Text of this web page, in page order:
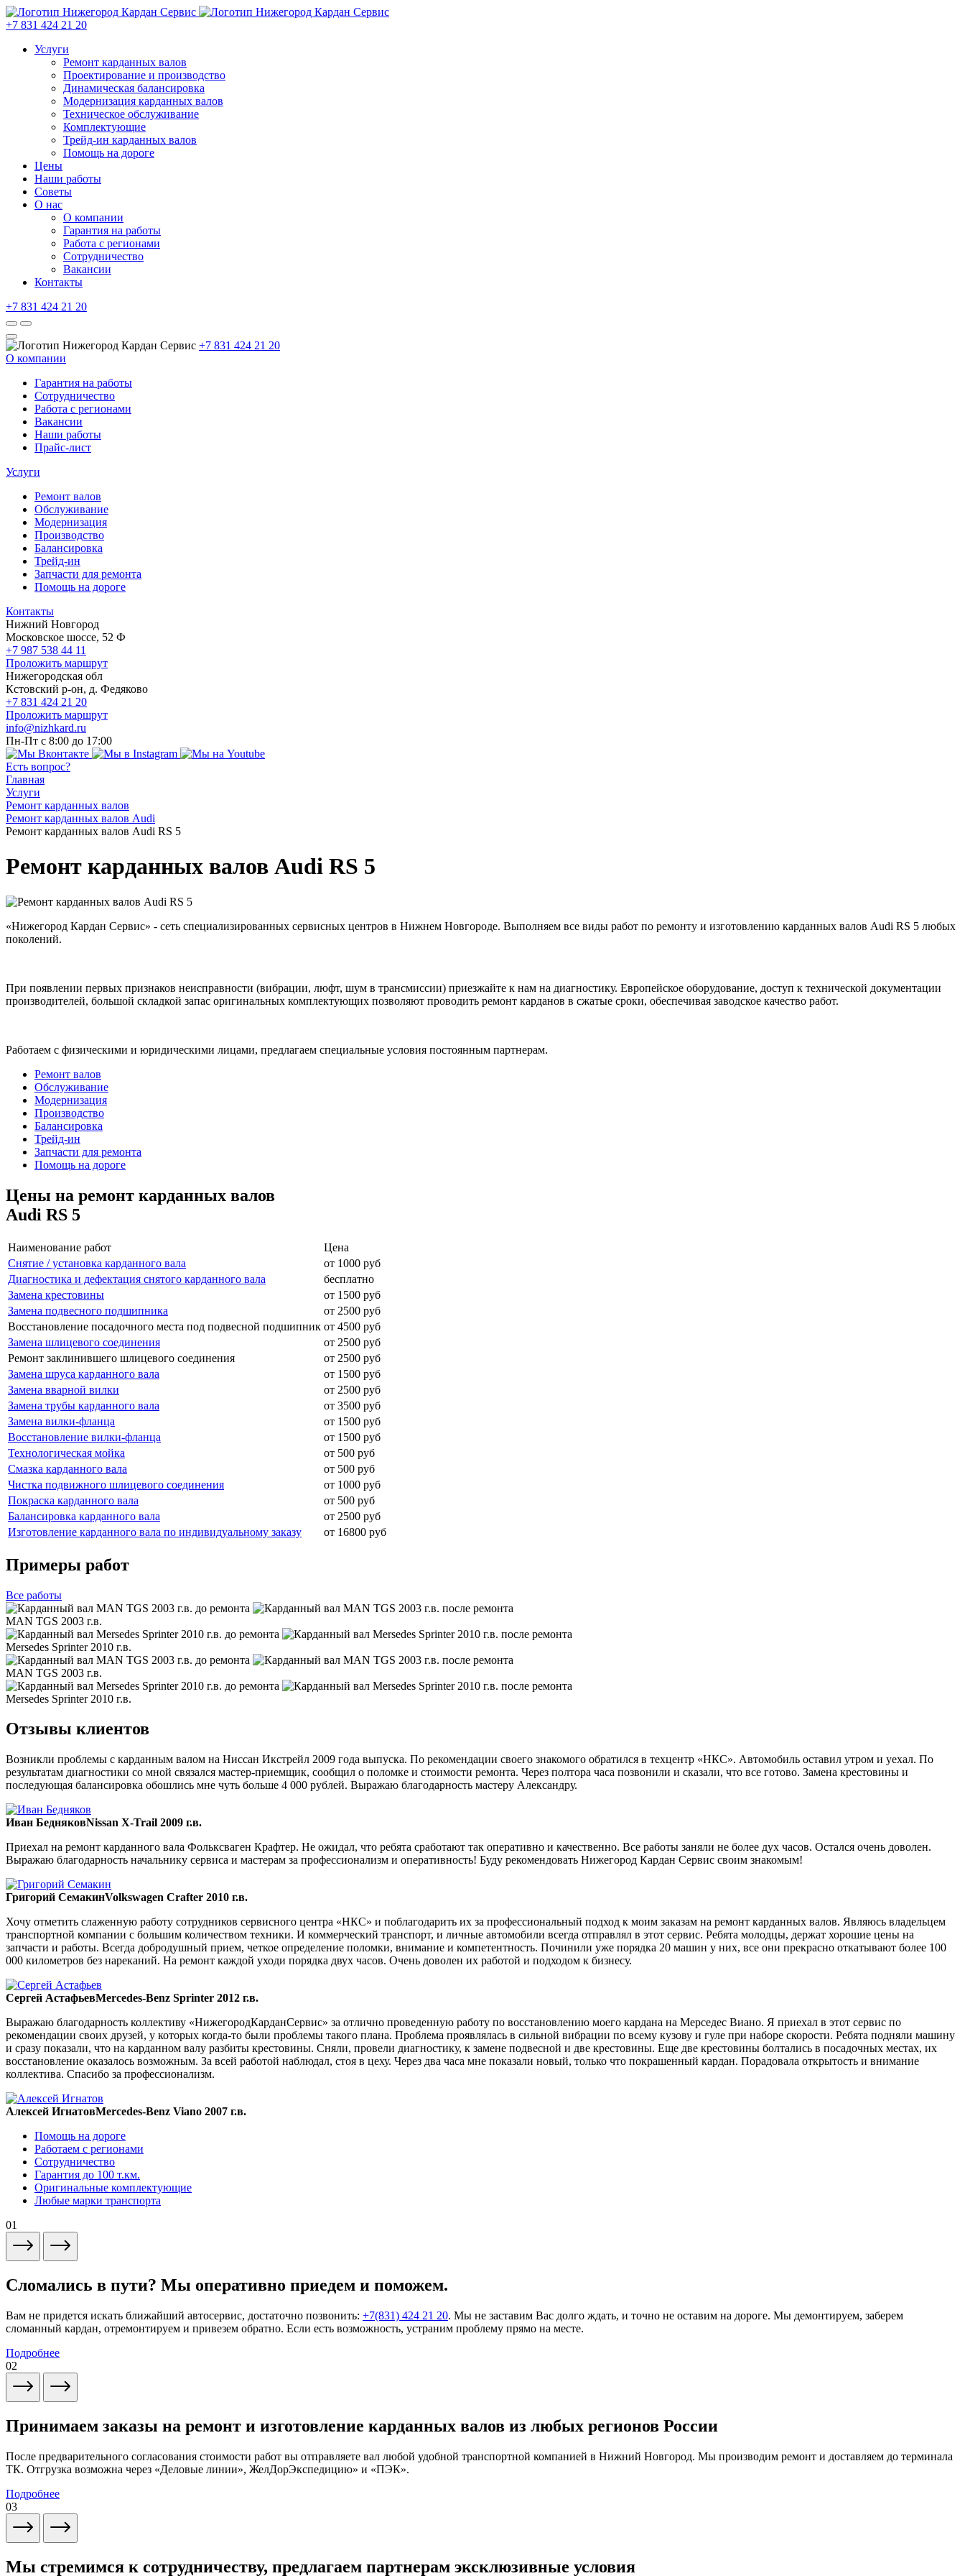
+7 831 424 21 20
Услуги
Ремонт карданных валов
Проектирование и производство
Динамическая балансировка
Модернизация карданных валов
Техническое обслуживание
Комплектующие
Трейд-ин карданных валов
Помощь на дороге
Цены
Наши работы
Советы
О нас
О компании
Гарантия на работы
Работа с регионами
Сотрудничество
Вакансии
Контакты
+7 831 424 21 20
+7 831 424 21 20
О компании
Гарантия на работы
Сотрудничество
Работа с регионами
Вакансии
Наши работы
Прайс-лист
Услуги
Ремонт валов
Обслуживание
Модернизация
Производство
Балансировка
Трейд-ин
Запчасти для ремонта
Помощь на дороге
Контакты
Нижний Новгород
Московское шоссе, 52 Ф
+7 987 538 44 11
Проложить маршрут
Нижегородская обл
Кстовский р-он, д. Федяково
+7 831 424 21 20
Проложить маршрут
info@nizhkard.ru
Пн-Пт с 8:00 до 17:00
Есть вопрос?
Главная
Услуги
Ремонт карданных валов
Ремонт карданных валов Audi
Ремонт карданных валов Audi RS 5
Ремонт карданных валов Audi RS 5
«Нижегород Кардан Сервис» - сеть специализированных сервисных центров в Нижнем Новгороде. Выполняем все виды работ по ремонту и изготовлению карданных валов Audi RS 5 любых
поколений.
При появлении первых признаков неисправности (вибрации, люфт, шум в трансмиссии) приезжайте к нам на диагностику. Европейское оборудование, доступ к технической документации
производителей, большой складкой запас оригинальных комплектующих позволяют проводить ремонт карданов в сжатые сроки, обеспечивая заводское качество работ.
Работаем с физическими и юридическими лицами, предлагаем специальные условия постоянным партнерам.
Ремонт валов
Обслуживание
Модернизация
Производство
Балансировка
Трейд-ин
Запчасти для ремонта
Помощь на дороге
Цены на ремонт карданных валов
Audi RS 5
Наименование работ
Цена
Снятие / установка карданного вала
от 1000 руб
Диагностика и дефектация снятого карданного вала
бесплатно
Замена крестовины
от 1500 руб
Замена подвесного подшипника
от 2500 руб
Восстановление посадочного места под подвесной подшипник от 4500 руб
Замена шлицевого соединения
от 2500 руб
Ремонт заклинившего шлицевого соединения
от 2500 руб
Замена шруса карданного вала
от 1500 руб
Замена вварной вилки
от 2500 руб
Замена трубы карданного вала
от 3500 руб
Замена вилки-фланца
от 1500 руб
Восстановление вилки-фланца
от 1500 руб
Технологическая мойка
от 500 руб
Смазка карданного вала
от 500 руб
Чистка подвижного шлицевого соединения
от 1000 руб
Покраска карданного вала
от 500 руб
Балансировка карданного вала
от 2500 руб
Изготовление карданного вала по индивидуальному заказу
от 16800 руб
Примеры работ
Все работы
MAN TGS 2003 г.в.
Mersedes Sprinter 2010 г.в.
MAN TGS 2003 г.в.
Mersedes Sprinter 2010 г.в.
Отзывы клиентов
Возникли проблемы с карданным валом на Ниссан Икстрейл 2009 года выпуска. По рекомендации своего знакомого обратился в техцентр «НКС». Автомобиль оставил утром и уехал. По
результатам диагностики со мной связался мастер-приемщик, сообщил о поломке и стоимости ремонта. Через полтора часа позвонили и сказали, что все готово. Замена крестовины и
последующая балансировка обошлись мне чуть больше 4 000 рублей. Выражаю благодарность мастеру Александру.
Иван БедняковNissan X-Trail 2009 г.в.
Приехал на ремонт карданного вала Фольксваген Крафтер. Не ожидал, что ребята сработают так оперативно и качественно. Все работы заняли не более дух часов. Остался очень доволен.
Выражаю благодарность начальнику сервиса и мастерам за профессионализм и оперативность! Буду рекомендовать Нижегород Кардан Сервис своим знакомым!
Григорий СемакинVolkswagen Crafter 2010 г.в.
Хочу отметить слаженную работу сотрудников сервисного центра «НКС» и поблагодарить их за профессиональный подход к моим заказам на ремонт карданных валов. Являюсь владельцем
транспортной компании с большим количеством техники. И коммерческий транспорт, и личные автомобили всегда отправлял в этот сервис. Ребята молодцы, держат хорошие цены на
запчасти и работы. Всегда добродушный прием, четкое определение поломки, внимание и компетентность. Починили уже порядка 20 машин у них, все они прекрасно откатывают более 100
000 километров без нареканий. На ремонт каждой уходи порядка двух часов. Очень доволен их работой и подходом к бизнесу.
Сергей АстафьевMercedes-Benz Sprinter 2012 г.в.
Выражаю благодарность коллективу «НижегородКарданСервис» за отлично проведенную работу по восстановлению моего кардана на Мерседес Виано. Я приехал в этот сервис по
рекомендации своих друзей, у которых когда-то были проблемы такого плана. Проблема проявлялась в сильной вибрации по всему кузову и гуле при наборе скорости. Ребята подняли машину
и сразу показали, что на карданном валу разбиты крестовины. Сняли, провели диагностику, к замене подвесной и две крестовины. Еще две крестовины болтались в посадочных местах, их
восстановление оказалось возможным. За всей работой наблюдал, стоя в цеху. Через два часа мне показали новый, только что покрашенный кардан. Порадовала открытость и внимание
коллектива. Спасибо за профессионализм.
Алексей ИгнатовMercedes-Benz Viano 2007 г.в.
Помощь на дороге
Работаем с регионами
Сотрудничество
Гарантия до 100 т.км.
Оригинальные комплектующие
Любые марки транспорта
01
Сломались в пути? Мы оперативно приедем и поможем.
Вам не придется искать ближайший автосервис, достаточно позвонить: +7(831) 424 21 20. Мы не заставим Вас долго ждать, и точно не оставим на дороге. Мы демонтируем, заберем
сломанный кардан, отремонтируем и привезем обратно. Если есть возможность, устраним проблему прямо на месте.
Подробнее
02
Принимаем заказы на ремонт и изготовление карданных валов из любых регионов России
После предварительного согласования стоимости работ вы отправляете вал любой удобной транспортной компанией в Нижний Новгород. Мы производим ремонт и доставляем до терминала
ТК. Отгрузка возможна через «Деловые линии», ЖелДорЭкспедицию» и «ПЭК».
Подробнее
03
Мы стремимся к сотрудничеству, предлагаем партнерам эксклюзивные условия